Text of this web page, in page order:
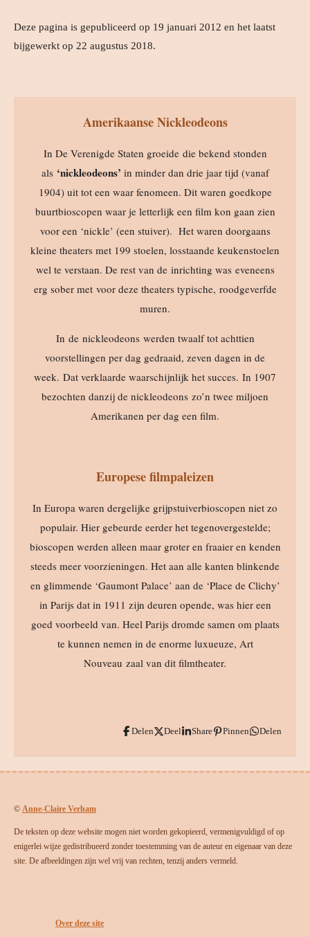
Deze pagina is gepubliceerd op 19 januari 2012 en het laatst
bijgewerkt op 22 augustus 2018.
Amerikaanse Nickleodeons
In De Verenigde Staten groeide die bekend stonden
als ‘nickleodeons’ in minder dan drie jaar tijd (vanaf
1904) uit tot een waar fenomeen. Dit waren goedkope
buurtbioscopen waar je letterlijk een film kon gaan zien
voor een ‘nickle’ (een stuiver). Het waren doorgaans
kleine theaters met 199 stoelen, losstaande keukenstoelen
wel te verstaan. De rest van de inrichting was eveneens
erg sober met voor deze theaters typische, roodgeverfde
muren.
In de nickleodeons werden twaalf tot achttien
voorstellingen per dag gedraaid, zeven dagen in de
week. Dat verklaarde waarschijnlijk het succes. In 1907
bezochten danzij de nickleodeons zo’n twee miljoen
Amerikanen per dag een film.
Europese filmpaleizen
In Europa waren dergelijke grijpstuiverbioscopen niet zo
populair. Hier gebeurde eerder het tegenovergestelde;
bioscopen werden alleen maar groter en fraaier en kenden
steeds meer voorzieningen. Het aan alle kanten blinkende
en glimmende ‘Gaumont Palace’ aan de ‘Place de Clichy’
in Parijs dat in 1911 zijn deuren opende, was hier een
goed voorbeeld van. Heel Parijs dromde samen om plaats
te kunnen nemen in de enorme luxueuze, Art
Nouveau zaal van dit filmtheater.
Delen Deel Share Pinnen Delen
© Anne-Claire Verham
De teksten op deze website mogen niet worden gekopieerd, vermenigvuldigd of op
enigerlei wijze gedistribueerd zonder toestemming van de auteur en eigenaar van deze
site. De afbeeldingen zijn wel vrij van rechten, tenzij anders vermeld.
Over deze site